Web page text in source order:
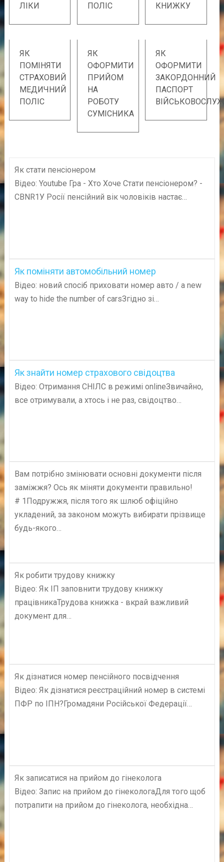
ЛІКИ
ПОЛІС
КНИЖКУ
ЯК
ПОМІНЯТИ
СТРАХОВИЙ
МЕДИЧНИЙ
ПОЛІС
ЯК
ОФОРМИТИ
ПРИЙОМ
НА
РОБОТУ
СУМІСНИКА
ЯК
ОФОРМИТИ
ЗАКОРДОННИЙ
ПАСПОРТ
Як стати пенсіонером
Відео: Youtube Гра - Хто Хоче Стати пенсіонером? -
CBNR1У Росії пенсійний вік чоловіків настає…
Як поміняти автомобільний номер
Відео: новий спосіб приховати номер авто / a new
way to hide the number of carsЗгідно зі…
Як знайти номер страхового свідоцтва
Відео: Отримання СНІЛС в режимі onlineЗвичайно,
все отримували, а хтось і не раз, свідоцтво…
Вам потрібно змінювати основні документи після
заміжжя? Ось як міняти документи правильно!
# 1Подружжя, після того як шлюб офіційно
укладений, за законом можуть вибирати прізвище
будь-якого…
Як робити трудову книжку
Відео: Як ІП заповнити трудову книжку
працівникаТрудова книжка - вкрай важливий
документ для…
Як дізнатися номер пенсійного посвідчення
Відео: Як дізнатися реєстраційний номер в системі
ПФР по ІПН?Громадяни Російської Федерації…
Як записатися на прийом до гінеколога
Відео: Запис на прийом до гінекологаДля того щоб
потрапити на прийом до гінеколога, необхідна…